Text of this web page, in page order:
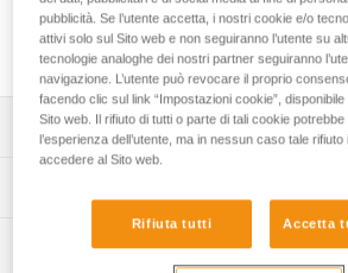
Leva filo di ricambio per porta chiodi da
EVO.
Descrizione
EVO commercializzati dal 2022
Dettagli codice
Informazioni tecniche
pubblicità. Se l’utente accetta, i nostri cookie e/o
attivi solo sul Sito web e non seguiranno l’utente su
tecnologie analoghe dei nostri partner seguiranno
navigazione. L’utente può revocare il proprio
facendo clic sul link “Impostazioni cookie”,
Sito web. Il rifiuto di tutti o parte di tali cookie
l’esperienza dell’utente, ma in nessun caso tale rifiuto
accedere al Sito web.
Rifiuta tutti Accetta